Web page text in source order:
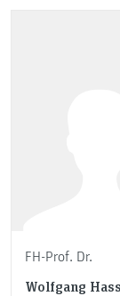
FH-Prof. Dr.
Wolfgang